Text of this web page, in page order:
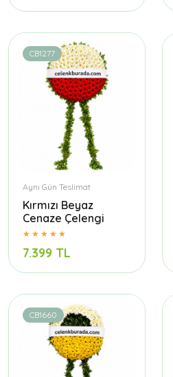
CB1277
Aynı Gün Teslimat
Kırmızı Beyaz
Cenaze Çelengi
7.399 TL
CB1660